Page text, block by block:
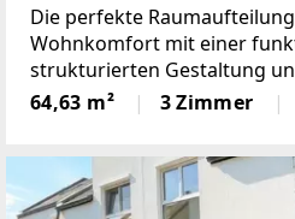
Die perfekte
Wohnkomfort mit einer
strukturierten Gestaltung
ganzer Linie.-------------------------
RAUMAUFTEILUNGAuf ca.
64,63 m² 3 Zimmer